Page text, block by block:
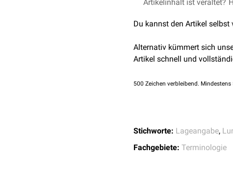
Artikelinhalt ist veraltet?
Du kannst den Artikel selbst
Alternativ kümmert sich
Artikel schnell und
500 Zeichen verbleibend.
Stichworte: Lageangabe,
Fachgebiete: Terminologie